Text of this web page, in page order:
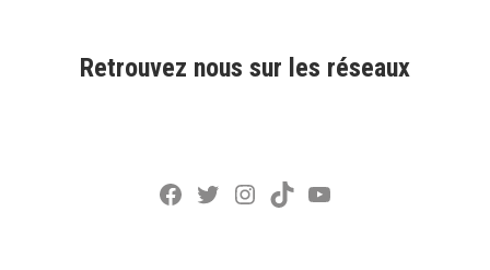
Retrouvez nous sur les réseaux
Facebook
Twitter
Instagram
TikTokYouTube